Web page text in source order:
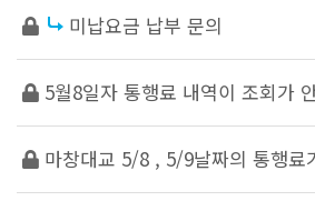
미납요금 납부 문의
5월8일자 통행료 내역이 조회가
마창대교 5/8 , 5/9날짜의 통행료